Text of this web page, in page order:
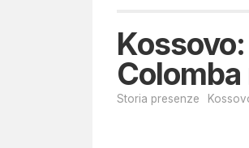
Storia presenze